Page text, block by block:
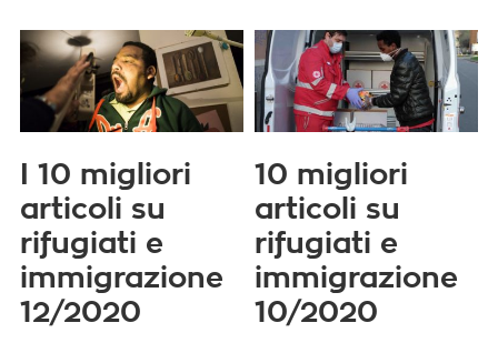
I 10 migliori
articoli su
rifugiati e
immigrazione
12/2020
10 migliori
articoli su
rifugiati e
immigrazione
10/2020